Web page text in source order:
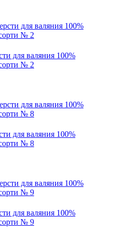
для валяния 100%
№ 2
для валяния 100%
№ 8
для валяния 100%
№ 9